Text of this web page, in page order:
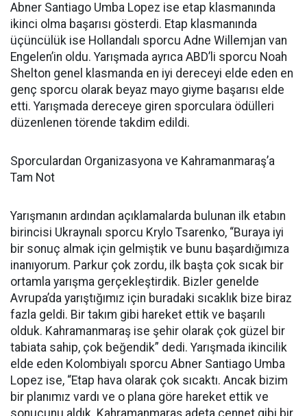
Abner Santiago Umba Lopez ise etap klasmanında
ikinci olma başarısı gösterdi. Etap klasmanında
üçüncülük ise Hollandalı sporcu Adne Willemjan van
Engelen’in oldu. Yarışmada ayrıca ABD’li sporcu Noah
Shelton genel klasmanda en iyi dereceyi elde eden en
genç sporcu olarak beyaz mayo giyme başarısı elde
etti. Yarışmada dereceye giren sporculara ödülleri
düzenlenen törende takdim edildi.
Sporculardan Organizasyona ve Kahramanmaraş’a
Tam Not
Yarışmanın ardından açıklamalarda bulunan ilk etabın
birincisi Ukraynalı sporcu Krylo Tsarenko, “Buraya iyi
bir sonuç almak için gelmiştik ve bunu başardığımıza
inanıyorum. Parkur çok zordu, ilk başta çok sıcak bir
ortamla yarışma gerçekleştirdik. Bizler genelde
Avrupa’da yarıştığımız için buradaki sıcaklık bize biraz
fazla geldi. Bir takım gibi hareket ettik ve başarılı
olduk. Kahramanmaraş ise şehir olarak çok güzel bir
tabiata sahip, çok beğendik” dedi. Yarışmada ikincilik
elde eden Kolombiyalı sporcu Abner Santiago Umba
Lopez ise, “Etap hava olarak çok sıcaktı. Ancak bizim
bir planımız vardı ve o plana göre hareket ettik ve